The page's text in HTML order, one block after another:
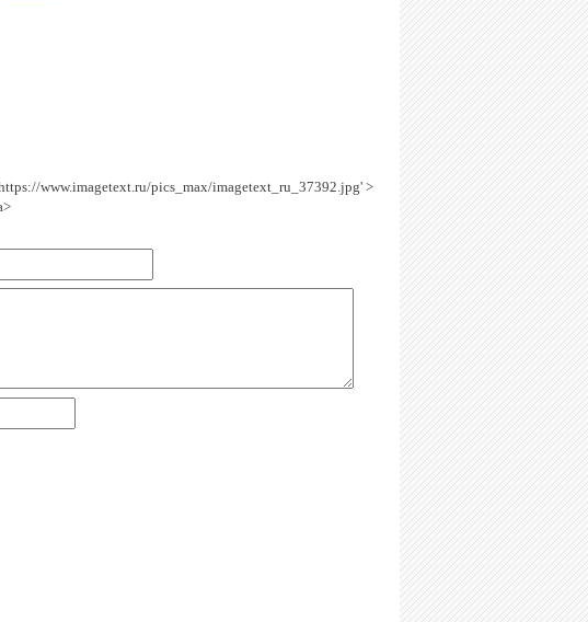
www.imagetext.ru/pics_max/imagetext_ru_37392.jpg' >